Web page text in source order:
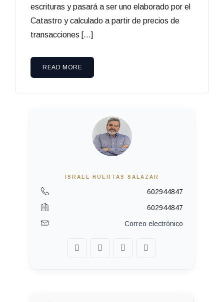
escrituras y pasará a ser uno elaborado por el
Catastro y calculado a partir de precios de
transacciones […]
READ MORE
ISRAEL HUERTAS SALAZAR
602944847
602944847
Correo electrónico